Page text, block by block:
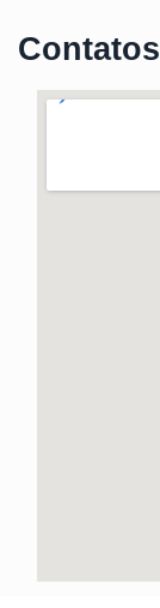
Contatos